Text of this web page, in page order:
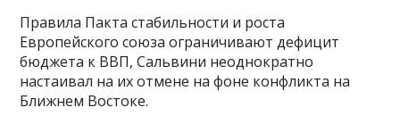
Правила Пакта стабильности и роста
Европейского союза ограничивают дефицит
бюджета к ВВП, Сальвини неоднократно
настаивал на их отмене на фоне конфликта на
Ближнем Востоке​​​.